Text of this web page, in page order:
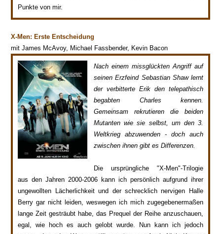
Punkte von mir.
X-Men: Erste Entscheidung
mit James McAvoy, Michael Fassbender, Kevin Bacon
Nach einem missglückten Angriff auf
seinen Erzfeind Sebastian Shaw lernt
der verbitterte Erik den telepathisch
begabten Charles kennen.
Gemeinsam rekrutieren die beiden
Mutanten wie sie selbst, um den 3.
Weltkrieg abzuwenden - doch auch
zwischen ihnen gibt es Differenzen.
Die ursprüngliche "X-Men"-Trilogie
aus den Jahren 2000-2006 kann ich persönlich aufgrund ihrer
ungewollten Lächerlichkeit und der schrecklich nervigen Halle
Berry gar nicht leiden, weswegen ich mich zugegebenermaßen
lange Zeit gesträubt habe, das Prequel der Reihe anzuschauen,
egal, wie hoch es auch gelobt wurde. Nun kann ich jedoch